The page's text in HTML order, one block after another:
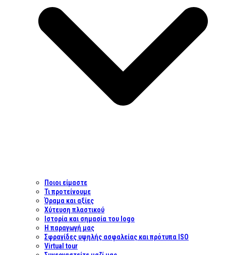
Ποιοι είμαστε
Τι προτείνουμε
Όραμα και αξίες
Χύτευση πλαστικού
Ιστορία και σημασία του logo
Η παραγωγή μας
Σφραγίδες υψηλής ασφαλείας και πρότυπα ISO
Virtual tour